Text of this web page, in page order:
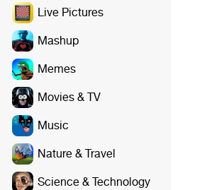
Live Pictures
Mashup
Memes
Movies & TV
Music
Nature & Travel
Science & Technology